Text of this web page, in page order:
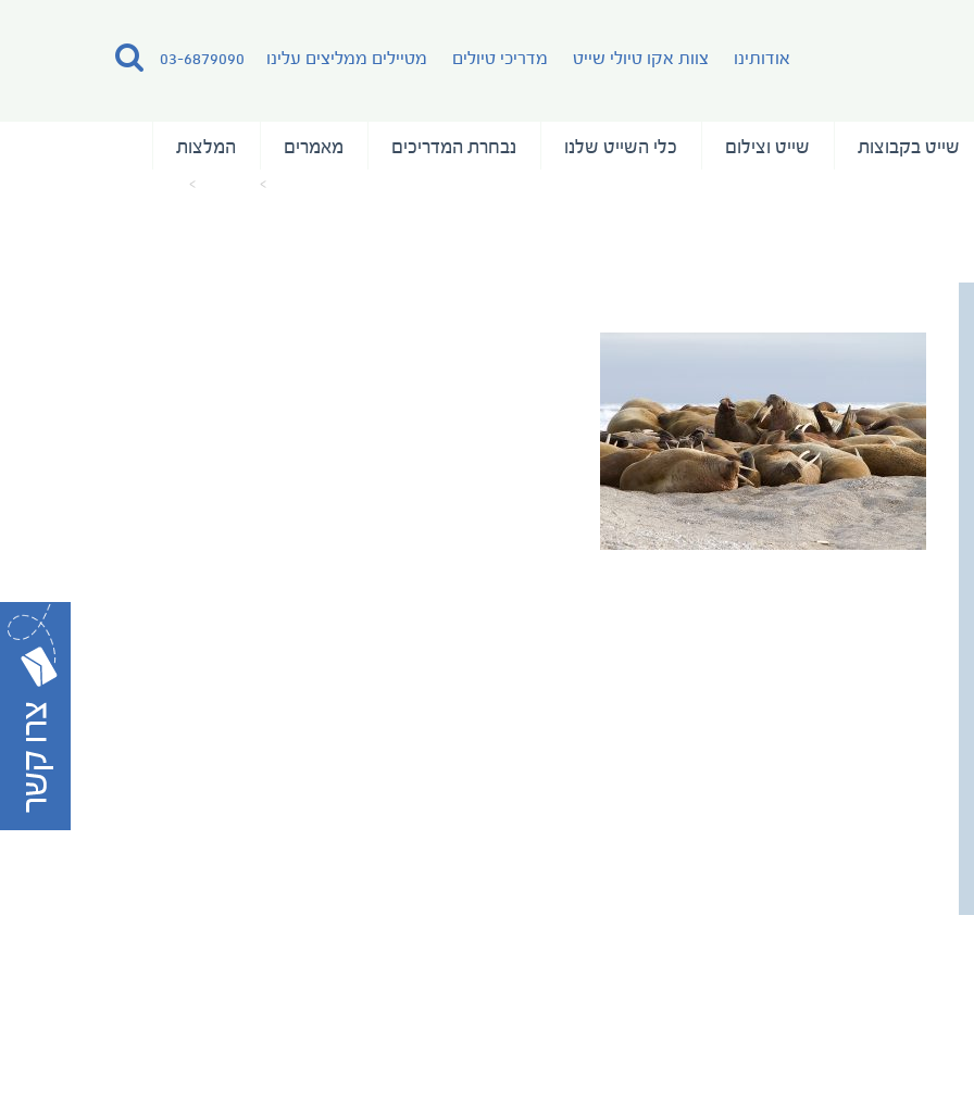
03-6879090 אודותינו צוות אקו טיולי שייט מדריכי טיולים מטיילים ממליצים עלינו
שייט בקבוצות שייט וצילום כלי השייט שלנו נבחרת המדריכים מאמרים המלצות